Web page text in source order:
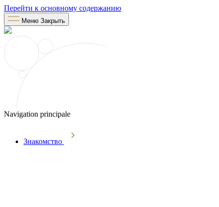
Перейти к основному содержанию
Меню Закрыть
Navigation principale
Знакомство